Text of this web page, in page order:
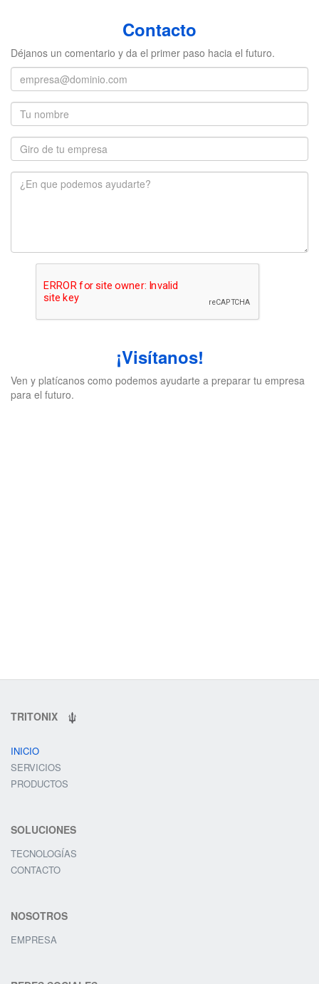
Contacto
Déjanos un comentario y da el primer paso hacia el futuro.
¡Visítanos!
Ven y platícanos como podemos ayudarte a preparar tu empresa
para el futuro.
TRITONIX
INICIO
SERVICIOS
PRODUCTOS
SOLUCIONES
TECNOLOGÍAS
CONTACTO
NOSOTROS
EMPRESA